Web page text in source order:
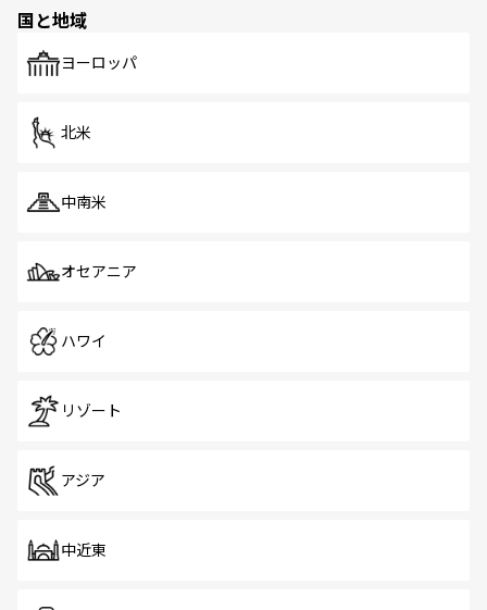
で、ホーカーズは地元の風情を楽しめる外せないスポット
国と地域
ヨーロッパ
北米
中南米
オセアニア
ハワイ
リゾート
アジア
中近東